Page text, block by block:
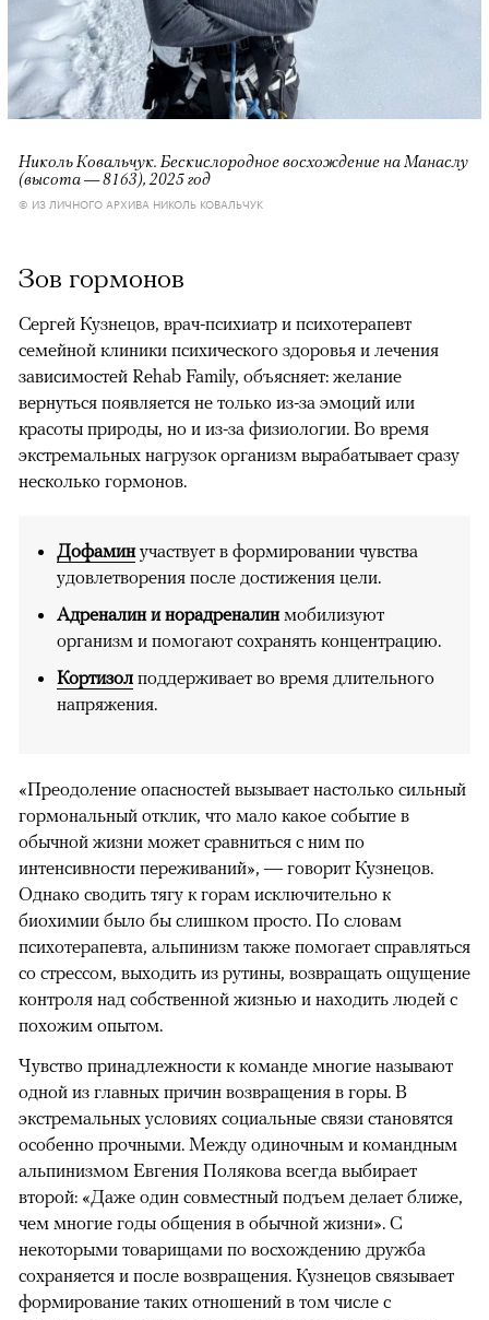
Николь Ковальчук. Бескислородное восхождение на Манаслу
(высота — 8163), 2025 год
© ИЗ ЛИЧНОГО АРХИВА НИКОЛЬ КОВАЛЬЧУК
Зов гормонов
Сергей Кузнецов, врач-психиатр и психотерапевт
семейной клиники психического здоровья и лечения
зависимостей Rehab Family, объясняет: желание
вернуться появляется не только из-за эмоций или
красоты природы, но и из-за физиологии. Во время
экстремальных нагрузок организм вырабатывает сразу
несколько гормонов.
Дофаминучаствует в формировании чувства
удовлетворения после достижения цели.
Адреналин и норадреналинмобилизуют
организм и помогают сохранять концентрацию.
Кортизол поддерживает во время длительного
напряжения.
«Преодоление опасностей вызывает настолько сильный
гормональный отклик, что мало какое событие в
обычной жизни может сравниться с ним по
интенсивности переживаний», — говорит Кузнецов.
Однако сводить тягу к горам исключительно к
биохимии было бы слишком просто. По словам
психотерапевта, альпинизм также помогает справляться
со стрессом, выходить из рутины, возвращать ощущение
контроля над собственной жизнью и находить людей с
похожим опытом.
Чувство принадлежности к команде многие называют
одной из главных причин возвращения в горы. В
экстремальных условиях социальные связи становятся
особенно прочными. Между одиночным и командным
альпинизмом Евгения Полякова всегда выбирает
второй: «Даже один совместный подъем делает ближе,
чем многие годы общения в обычной жизни». С
некоторыми товарищами по восхождению дружба
сохраняется и после возвращения. Кузнецов связывает
формирование таких отношений в том числе с